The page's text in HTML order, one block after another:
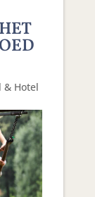
& Hotel